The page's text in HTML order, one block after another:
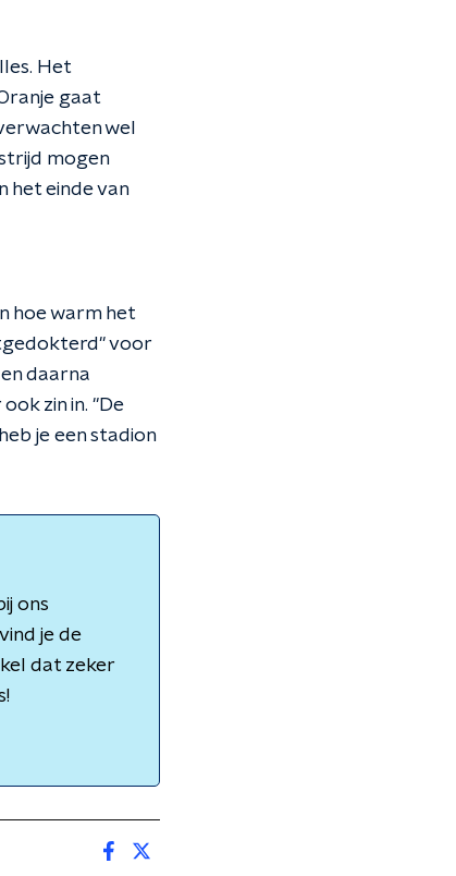
Het
gaat
wel
mogen
het einde van
hoe warm het
voor
daarna
zin in. "De
je een stadion
ons
je de
dat zeker